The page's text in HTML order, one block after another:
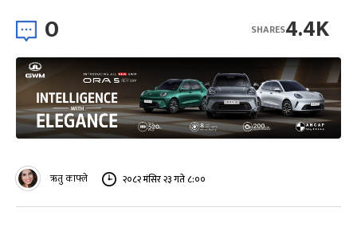
0 4.4K
SHARES
ऋतु काफ्ले २०८२ मंसिर २३ गते ८:००